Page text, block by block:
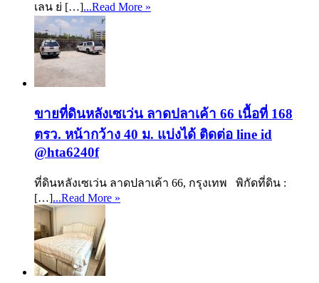
เลน ย่ […]...Read More »
ขายที่ดินหลังเซเว่น ลาดปลาเค้า 66 เนื้อที่ 168
ตรว. หน้ากว้าง 40 ม. แบ่งได้ ติดต่อ line id
@hta6240f
ที่ดินหลังเซเว่น ลาดปลาเค้า 66, กรุงเทพ พิกัดที่ดิน :
[…]...Read More »